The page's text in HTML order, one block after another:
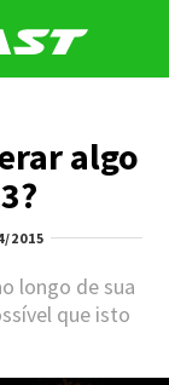
algo
2015
longo de sua
que isto